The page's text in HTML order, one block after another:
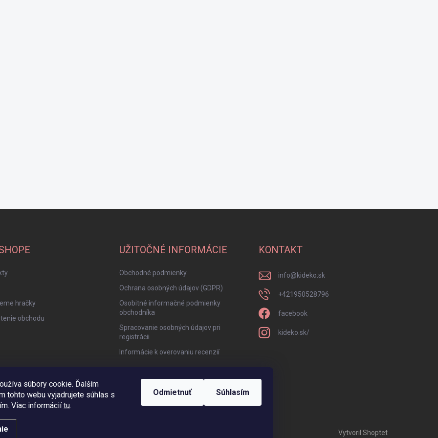
súbory cookie. Ďalším
tohto webu vyjadrujete súhlas s
Viac informáciítu.
Odmietnuť Súhlasím
hračky
obchodu
UŽITOČNÉ INFORMÁCIE
Obchodné podmienky
Ochrana osobných údajov (GDPR)
Osobitné informačné podmienky
obchodníka
Spracovanie osobných údajov pri
registrácii
Informácie k overovaniu recenzií
KONTAKT
info@kideko.sk
+421950528796
facebook
kideko.sk/
Vytvoril Shoptet